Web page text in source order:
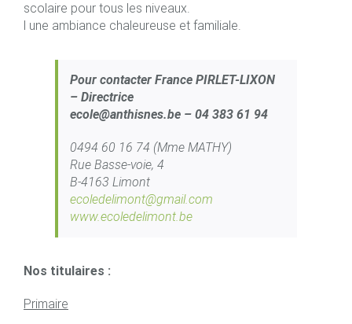
scolaire pour tous les niveaux.
l une ambiance chaleureuse et familiale.
Pour contacter France PIRLET-LIXON
– Directrice
ecole@anthisnes.be – 04 383 61 94
0494 60 16 74 (Mme MATHY)
Rue Basse-voie, 4
B-4163 Limont
ecoledelimont@gmail.com
www.ecoledelimont.be
Nos titulaires :
Primaire